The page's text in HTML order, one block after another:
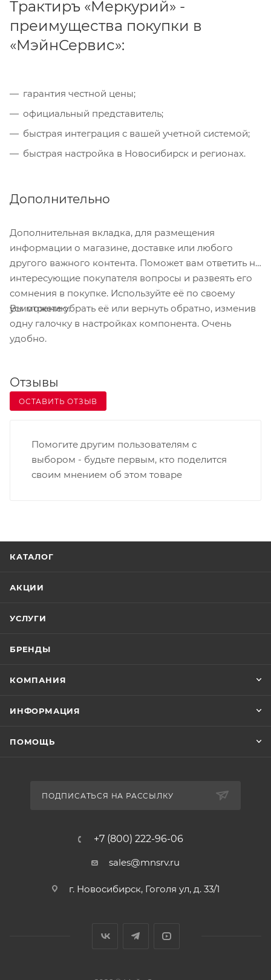
Трактиръ «Меркурий» -
преимущества покупки в
«МэйнСервис»:
гарантия честной цены;
официальный представитель;
быстрая интеграция с вашей учетной системой;
быстрая настройка в Новосибирск и регионах.
Дополнительно
Дополнительная вкладка, для размещения
информации о магазине, доставке или любого
другого важного контента. Поможет вам ответить на
интересующие покупателя вопросы и развеять его
сомнения в покупке. Используйте её по своему
усмотрению.
Вы можете убрать её или вернуть обратно, изменив
одну галочку в настройках компонента. Очень
удобно.
Отзывы
ОСТАВИТЬ ОТЗЫВ
Помогите другим пользователям с
выбором - будьте первым, кто поделится
своим мнением об этом товаре
КАТАЛОГ
АКЦИИ
УСЛУГИ
БРЕНДЫ
КОМПАНИЯ
ИНФОРМАЦИЯ
ПОМОЩЬ
ПОДПИСАТЬСЯ НА РАССЫЛКУ
+7 (800) 222-96-06
sales@mnsrv.ru
г. Новосибирск, Гоголя ул, д. 33/1